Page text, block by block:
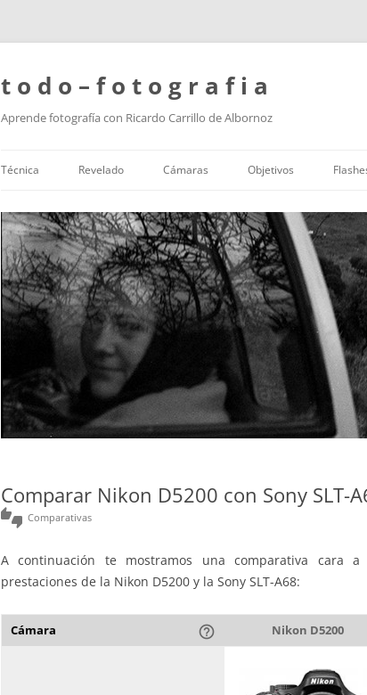
t o d o – f o t o g r a f i a
Aprende fotografía con Ricardo Carrillo de Albornoz
Técnica Revelado Cámaras Objetivos
Comparar Nikon D5200 con Sony SLT-
thumbs_up_down Comparativas
A continuación te mostramos una comparativa cara
prestaciones de la Nikon D5200 y la Sony SLT-A68:
Cámara help_outline Nikon D5200